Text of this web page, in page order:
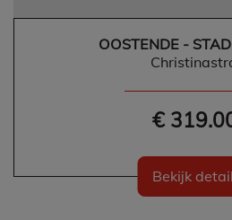
OOSTENDE -
€
Bekijk